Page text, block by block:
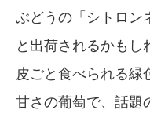
ぶどうの「シトロン
と出荷されるかもし
皮ごと食べられる緑
甘さの葡萄で、話題